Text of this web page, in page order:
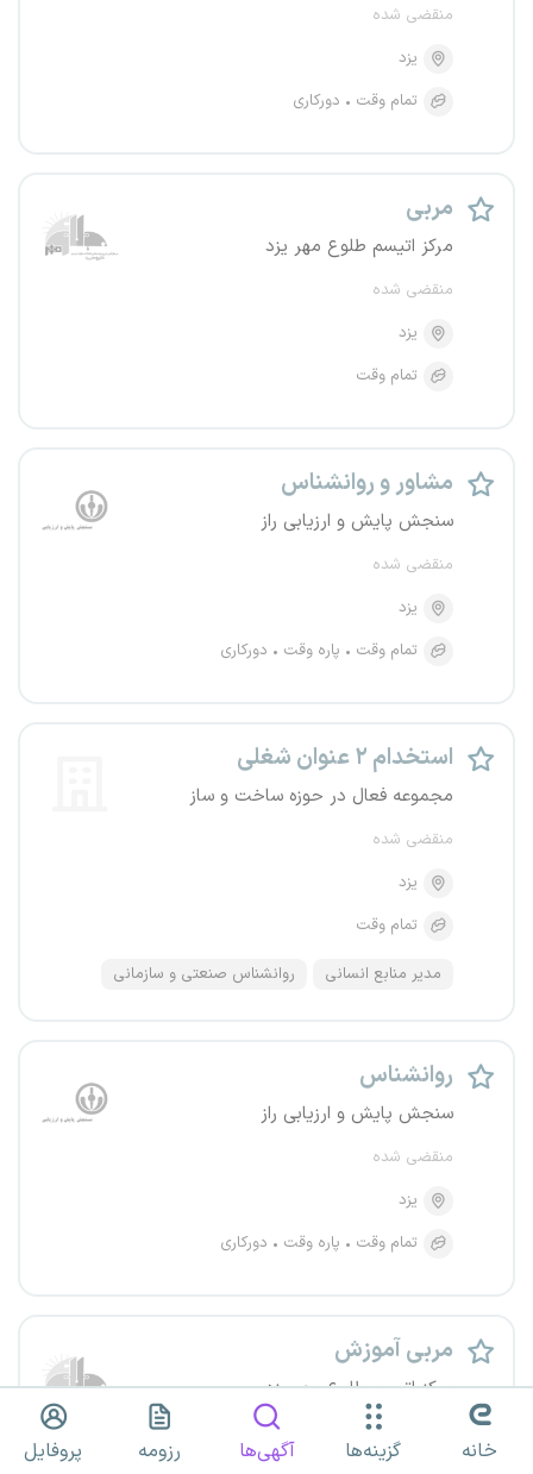
منقضی شده
یزد
تمام وقت
دورکاری
مربی
مرکز اتیسم طلوع مهر یزد
منقضی شده
یزد
تمام وقت
مشاور و روانشناس
سنجش پایش و ارزیابی راز
منقضی شده
یزد
تمام وقت
پاره وقت دورکاری
استخدام ۲ عنوان شغلی
مجموعه فعال در حوزه ساخت و ساز
منقضی شده
یزد
تمام وقت
مدیر منابع انسانی روانشناس صنعتی و سازمانی
روانشناس
سنجش پایش و ارزیابی راز
منقضی شده
یزد
تمام وقت
پاره وقت دورکاری
مربی آموزش
مرکز اتیسم طلوع مهر یزد
منقضی شده
خانه گزینه‌ها آگهی‌ها رزومه پروفایل